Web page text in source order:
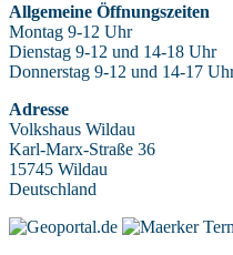
Allgemeine Öffnungszeiten
Montag 9-12 Uhr
Dienstag 9-12 und 14-18 Uhr
Donnerstag 9-12 und 14-17
Adresse
Volkshaus Wildau
Karl-Marx-Straße 36
15745 Wildau
Deutschland